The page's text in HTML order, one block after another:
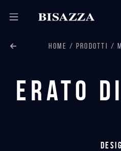
HOME PRODOTTI
Erato